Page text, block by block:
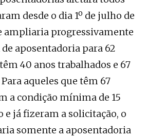
desde o dia 1º de julho de
ampliaria progressivamente
aposentadoria para 62
40 anos trabalhados e 67
aqueles que têm 67
a condição mínima de 15
e já fizeram a solicitação, o
somente a aposentadoria